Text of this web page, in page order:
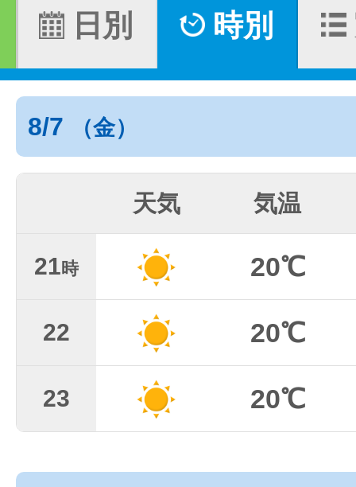
日別 時別
8/7 （金）
天気 気温
21時 20℃
22 20℃
23 20℃